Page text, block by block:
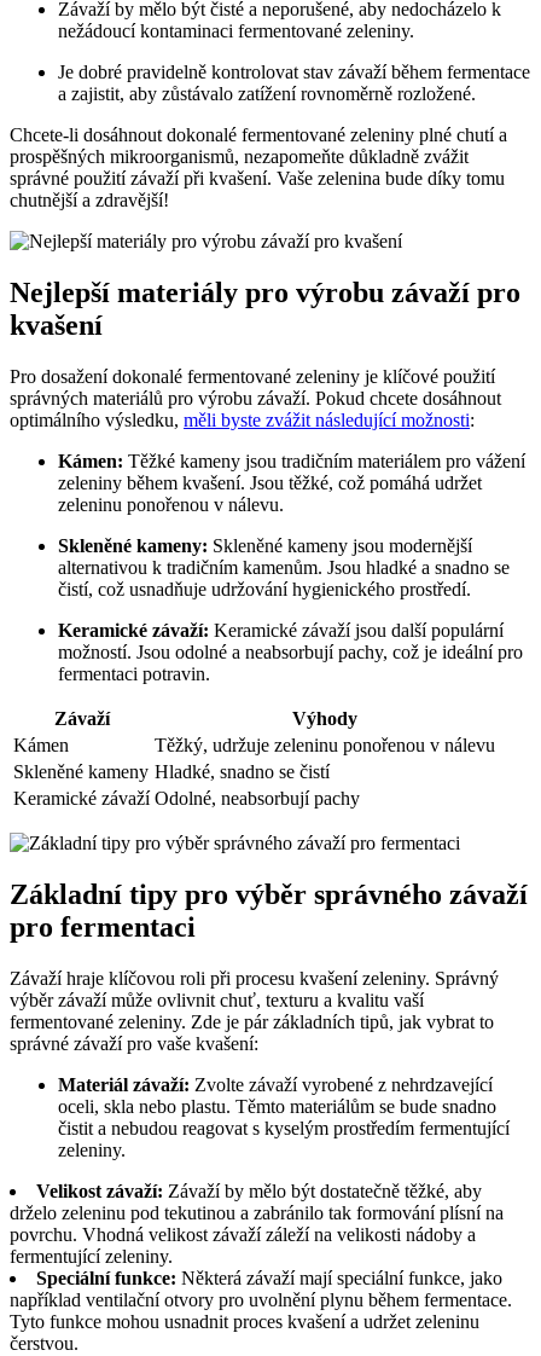
Závaží by mělo být čisté a neporušené, aby nedocházelo k
nežádoucí kontaminaci fermentované zeleniny.
Je dobré pravidelně kontrolovat stav závaží během fermentace
a zajistit, aby​ zůstávalo zatížení rovnoměrně rozložené.
Chcete-li dosáhnout dokonalé fermentované zeleniny plné chutí a
prospěšných mikroorganismů, nezapomeňte ⁣důkladně zvážit
správné použití závaží při kvašení. Vaše‍ zelenina bude ‍díky tomu
chutnější a zdravější!
Nejlepší‍ materiály pro výrobu ​závaží pro⁣
kvašení
Pro dosažení dokonalé⁤ fermentované ‌zeleniny je klíčové použití
správných materiálů pro výrobu závaží. Pokud ⁣chcete dosáhnout
optimálního výsledku, měli byste zvážit následující možnosti:
Kámen: Těžké kameny ⁤jsou tradičním​ materiálem pro vážení
zeleniny během kvašení. Jsou ⁤těžké, což pomáhá udržet
⁤zeleninu ‍ponořenou v ⁣nálevu.
Skleněné kameny: Skleněné kameny jsou modernější⁣
alternativou k⁢ tradičním kamenům. Jsou hladké a snadno‌ se
čistí, což usnadňuje udržování hygienického prostředí.
Keramické závaží: Keramické závaží jsou další populární
možností. Jsou odolné a neabsorbují pachy, což je ⁣ideální pro
fermentaci potravin.
Závaží
Výhody
Kámen
Těžký, udržuje zeleninu ponořenou v ⁤nálevu
Skleněné kameny Hladké,‍ snadno se čistí
Keramické závaží Odolné, ‌neabsorbují⁢ pachy
Základní tipy pro ⁢výběr správného závaží
‌pro fermentaci
Závaží hraje klíčovou roli ⁣při⁣ procesu kvašení zeleniny. Správný
výběr⁣ závaží může ovlivnit chuť, texturu a kvalitu vaší
fermentované zeleniny. Zde je ⁣pár ⁢základních tipů, jak vybrat ⁤to
správné závaží pro vaše kvašení:
Materiál závaží: Zvolte⁢ závaží vyrobené ⁣z nehrdzavející
oceli, skla nebo plastu. Těmto materiálům se⁣ bude snadno​
čistit a nebudou reagovat‍ s kyselým prostředím ⁣fermentující
zeleniny.
Velikost závaží: Závaží by mělo být dostatečně těžké, aby
drželo zeleninu pod tekutinou a zabránilo tak formování plísní na
povrchu. Vhodná velikost závaží záleží na velikosti nádoby a
fermentující zeleniny.
Speciální funkce: Některá závaží mají speciální funkce, jako
například ventilační otvory pro uvolnění plynu během fermentace.
Tyto funkce mohou usnadnit proces kvašení a udržet zeleninu
čerstvou.